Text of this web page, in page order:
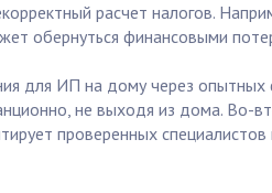
расчет налогов.
обернуться финансовыми
для ИП на дому через
не выходя из дома. Во-
проверенных